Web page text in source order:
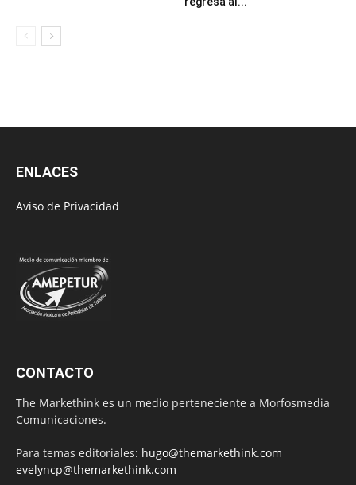
ENLACES
Aviso de Privacidad
CONTACTO
The Markethink es un medio perteneciente a Morfosmedia
Comunicaciones.
Para temas editoriales: hugo@themarkethink.com
evelyncp@themarkethink.com